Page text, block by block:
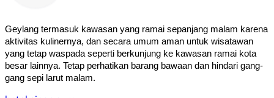
Geylang termasuk kawasan yang ramai sepanjang malam karena
aktivitas kulinernya, dan secara umum aman untuk wisatawan
yang tetap waspada seperti berkunjung ke kawasan ramai kota
besar lainnya. Tetap perhatikan barang bawaan dan hindari gang-
gang sepi larut malam.